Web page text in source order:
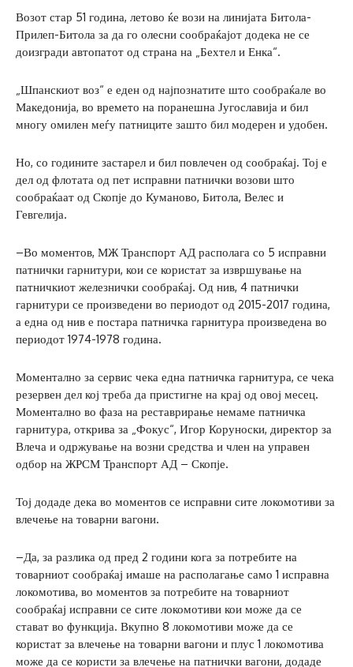
Возот стар 51 година, летово ќе вози на линијата Битола-
Прилеп-Битола за да го олесни сообраќајот додека не се
доизгради автопатот од страна на „Бехтел и Енка“.
„Шпанскиот воз“ е еден од најпознатите што сообраќале во
Македонија, во времето на поранешна Југославија и бил
многу омилен меѓу патниците зашто бил модерен и удобен.
Но, со годините застарел и бил повлечен од сообраќај. Тој е
дел од флотата од пет исправни патнички возови што
сообраќаат од Скопје до Куманово, Битола, Велес и
Гевгелија.
–Во моментов, МЖ Транспорт АД располага со 5 исправни
патнички гарнитури, кои се користат за извршување на
патничкиот железнички сообраќај. Од нив, 4 патнички
гарнитури се произведени во периодот од 2015-2017 година,
а една од нив е постара патничка гарнитура произведена во
периодот 1974-1978 година.
Моментално за сервис чека една патничка гарнитура, се чека
резервен дел кој треба да пристигне на крај од овој месец.
Моментално во фаза на реставрирање немаме патничка
гарнитура, открива за „Фокус“, Игор Коруноски, директор за
Влеча и одржување на возни средства и член на управен
одбор на ЖРСМ Транспорт АД – Скопје.
Тој додаде дека во моментов се исправни сите локомотиви за
влечење на товарни вагони.
–Да, за разлика од пред 2 години кога за потребите на
товарниот сообраќај имаше на располагање само 1 исправна
локомотива, во моментов за потребите на товарниот
сообраќај исправни се сите локомотиви кои може да се
стават во функција. Вкупно 8 локомотиви може да се
користат за влечење на товарни вагони и плус 1 локомотива
може да се користи за влечење на патнички вагони, додаде